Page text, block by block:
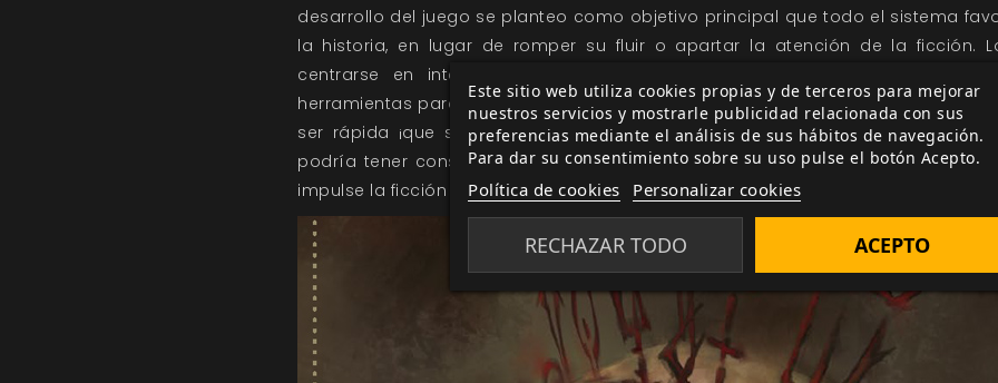
desarrollo del juego se planteo como objetivo principal que todo el sistema
la historia, en lugar de romper su fluir o apartar la atención de la ficción.
centrarse en interpretar a sus personajes mientras el narrador
herramientas para hacer avanzar y enriquecer la historia. Cuando se tiren
ser rápida ¡que siempre esté pasando algo! La historia debería seguir
podría tener consecuencias buenas o malas, pero en todos los casos
impulse la ficción y obligaría a los personajes a tomar decisiones rápidas y
Este sitio web utiliza cookies propias y de terceros para mejorar
nuestros servicios y mostrarle publicidad relacionada con sus
preferencias mediante el análisis de sus hábitos de navegación.
Para dar su consentimiento sobre su uso pulse el botón Acepto.
Política de cookies Personalizar cookies
RECHAZAR TODO ACEPTO